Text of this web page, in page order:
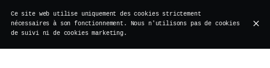
S'ABONNER À NOTRE NEWSLETTER
© Vertigo 2026
Ce site web utilise uniquement des cookies strictement
nécessaires à son fonctionnement. Nous n'utilisons pas de cookies
de suivi ni de cookies marketing.